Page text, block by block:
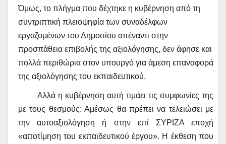
Όμως, το πλήγμα που δέχτηκε η κυβέρνηση από τη
συντριπτική πλειοψηφία των συναδέλφων
εργαζομένων του Δημοσίου απέναντι στην
προσπάθεια επιβολής της αξιολόγησης, δεν άφησε και
πολλά περιθώρια στον υπουργό για άμεση επαναφορά
της αξιολόγησης του εκπαιδευτικού.
Αλλά η κυβέρνηση αυτή τιμάει τις συμφωνίες της
με τους θεσμούς: Αμέσως θα πρέπει να τελειώσει με
την αυτοαξιολόγηση ή στην επί ΣΥΡΙΖΑ εποχή
«αποτίμηση του εκπαιδευτικού έργου». Η έκθεση που